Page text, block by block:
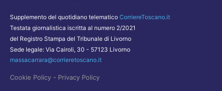
Supplemento del quotidiano telematico CorriereToscano.it
Testata giornalistica iscritta al numero 2/2021
del Registro Stampa del Tribunale di Livorno
Sede legale: Via Cairoli, 30 - 57123 Livorno
massacarrara@corrieretoscano.it
Cookie Policy - Privacy Policy